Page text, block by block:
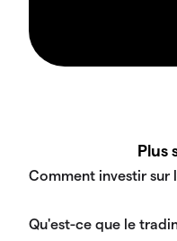
Plus